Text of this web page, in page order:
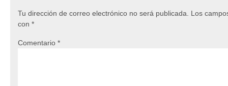
Tu dirección de correo electrónico no será publicada.
Los
con *
Comentario *